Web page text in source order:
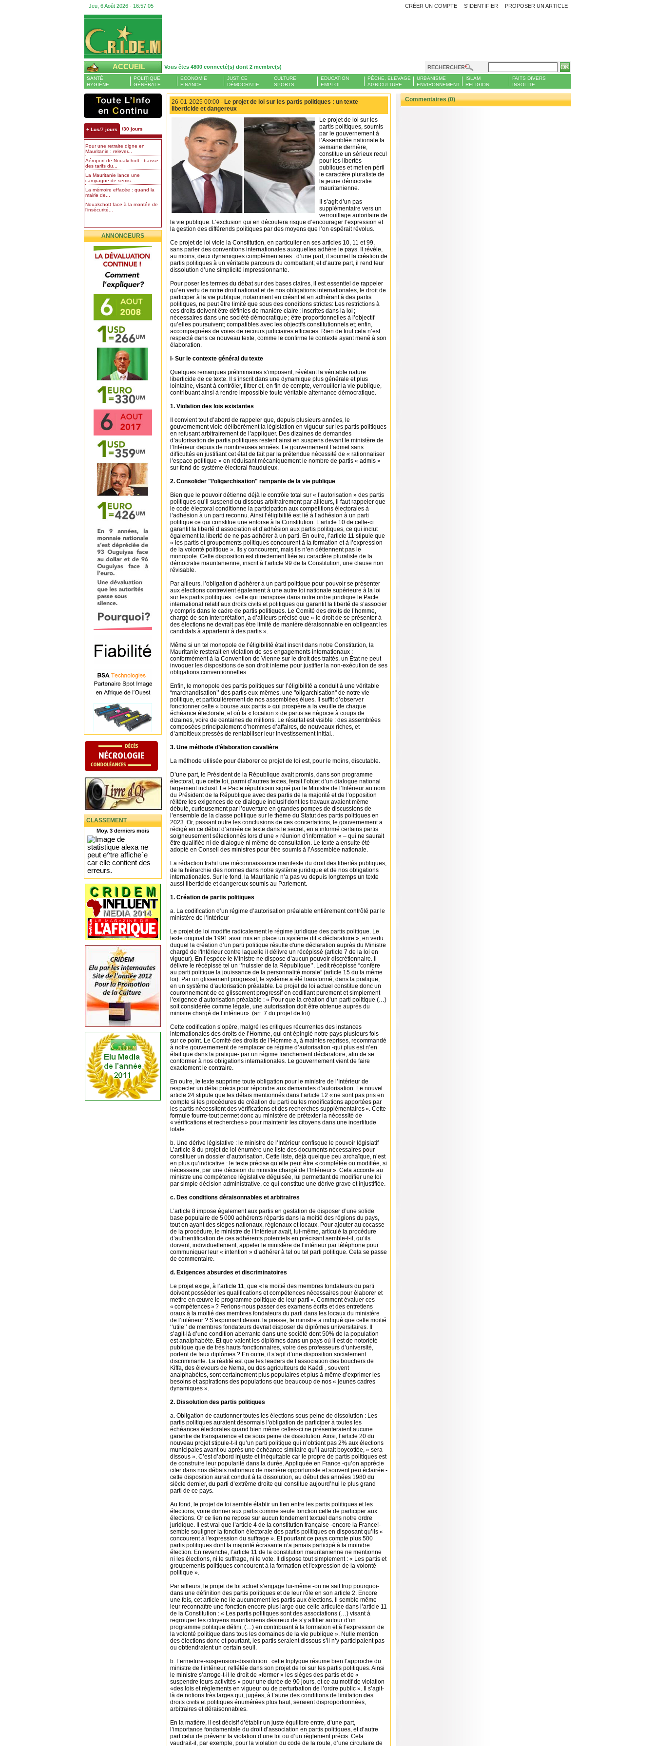
Jeu, 6 Août 2026 - 16:57:05 PROPOSER UN ARTICLE
CRÉER UN COMPTE S'IDENTIFIER
ACCUEIL Vous êtes 4800 connecté(s) dont 2 membre(s) RECHERCHER
SANTÉ
HYGIÈNE
POLITIQUE
GÉNÉRALE
ECONOMIE
FINANCE
JUSTICE
DÉMOCRATIE
CULTURE
SPORTS
EDUCATION
EMPLOI
PÊCHE, ELEVAGE
AGRICULTURE
URBANISME
ENVIRONNEMENT
ISLAM
RELIGION
FAITS DIVERS
INSOLITE
+ Lus/7 jours /30 jours
Pour une retraite digne en
Mauritanie : relever...
Aéroport de Nouakchott : baisse
des tarifs du...
La Mauritanie lance une
campagne de semis...
La mémoire effacée : quand la
mairie de...
Nouakchott face à la montée de
l’insécurité...
ANNONCEURS
CLASSEMENT
Moy. 3 derniers mois
26-01-2025 00:00 - Le projet de loi sur les partis politiques : un texte
liberticide et dangereux
Le projet de loi sur les
partis politiques, soumis
par le gouvernement à
l’Assemblée nationale la
semaine dernière,
constitue un sérieux recul
pour les libertés
publiques et met en péril
le caractère pluraliste de
la jeune démocratie
mauritanienne.
Il s’agit d’un pas
supplémentaire vers un
verrouillage autoritaire de
la vie publique. L’exclusion qui en découlera risque d’encourager l’expression et
la gestion des différends politiques par des moyens que l’on espérait révolus.
Ce projet de loi viole la Constitution, en particulier en ses articles 10, 11 et 99,
sans parler des conventions internationales auxquelles adhère le pays. Il révèle,
au moins, deux dynamiques complémentaires : d’une part, il soumet la création de
partis politiques à un véritable parcours du combattant; et d’autre part, il rend leur
dissolution d’une simplicité impressionnante.
Pour poser les termes du débat sur des bases claires, il est essentiel de rappeler
qu’en vertu de notre droit national et de nos obligations internationales, le droit de
participer à la vie publique, notamment en créant et en adhérant à des partis
politiques, ne peut être limité que sous des conditions strictes: Les restrictions à
ces droits doivent être définies de manière claire ; inscrites dans la loi ;
nécessaires dans une société démocratique ; être proportionnelles à l’objectif
qu’elles poursuivent; compatibles avec les objectifs constitutionnels et; enfin,
accompagnées de voies de recours judiciaires efficaces. Rien de tout cela n’est
respecté dans ce nouveau texte, comme le confirme le contexte ayant mené à son
élaboration.
I- Sur le contexte général du texte
Quelques remarques préliminaires s’imposent, révélant la véritable nature
liberticide de ce texte. Il s’inscrit dans une dynamique plus générale et plus
lointaine, visant à contrôler, filtrer et, en fin de compte, verrouiller la vie publique,
contribuant ainsi à rendre impossible toute véritable alternance démocratique.
1. Violation des lois existantes
Il convient tout d’abord de rappeler que, depuis plusieurs années, le
gouvernement viole délibérément la législation en vigueur sur les partis politiques
en refusant arbitrairement de l’appliquer. Des dizaines de demandes
d’autorisation de partis politiques restent ainsi en suspens devant le ministère de
l’Intérieur depuis de nombreuses années. Le gouvernement l’admet sans
difficultés en justifiant cet état de fait par la prétendue nécessité de « rationnaliser
l’espace politique » en réduisant mécaniquement le nombre de partis « admis »
sur fond de système électoral frauduleux.
2. Consolider "l’oligarchisation" rampante de la vie publique
Bien que le pouvoir détienne déjà le contrôle total sur « l’autorisation » des partis
politiques qu’il suspend ou dissous arbitrairement par ailleurs, il faut rappeler que
le code électoral conditionne la participation aux compétitions électorales à
l’adhésion à un parti reconnu. Ainsi l’éligibilité est lié à l’adhésion à un parti
politique ce qui constitue une entorse à la Constitution. L’article 10 de celle-ci
garantit la liberté d’association et d’adhésion aux partis politiques, ce qui inclut
également la liberté de ne pas adhérer à un parti. En outre, l’article 11 stipule que
« les partis et groupements politiques concourent à la formation et à l’expression
de la volonté politique ». Ils y concourent, mais ils n’en détiennent pas le
monopole. Cette disposition est directement liée au caractère pluraliste de la
démocratie mauritanienne, inscrit à l’article 99 de la Constitution, une clause non
révisable.
Par ailleurs, l’obligation d’adhérer à un parti politique pour pouvoir se présenter
aux élections contrevient également à une autre loi nationale supérieure à la loi
sur les partis politiques : celle qui transpose dans notre ordre juridique le Pacte
international relatif aux droits civils et politiques qui garantit la liberté de s’associer
y compris dans le cadre de partis politiques. Le Comité des droits de l’homme,
chargé de son interprétation, a d’ailleurs précisé que « le droit de se présenter à
des élections ne devrait pas être limité de manière déraisonnable en obligeant les
candidats à appartenir à des partis ».
Même si un tel monopole de l’éligibilité était inscrit dans notre Constitution, la
Mauritanie resterait en violation de ses engagements internationaux :
conformément à la Convention de Vienne sur le droit des traités, un État ne peut
invoquer les dispositions de son droit interne pour justifier la non-exécution de ses
obligations conventionnelles.
Enfin, le monopole des partis politiques sur l’éligibilité a conduit à une véritable
“marchandisation’’ des partis eux-mêmes, une "oligarchisation" de notre vie
politique, et particulièrement de nos assemblées élues. Il suffit d’observer
fonctionner cette « bourse aux partis » qui prospère a la veuille de chaque
échéance électorale, et où la « location » de partis se négocie à coups de
dizaines, voire de centaines de millions. Le résultat est visible : des assemblées
composées principalement d’hommes d’affaires, de nouveaux riches, et
d’ambitieux pressés de rentabiliser leur investissement initial..
3. Une méthode d’élaboration cavalière
La méthode utilisée pour élaborer ce projet de loi est, pour le moins, discutable.
D’une part, le Président de la République avait promis, dans son programme
électoral, que cette loi, parmi d’autres textes, ferait l’objet d’un dialogue national
largement inclusif. Le Pacte républicain signé par le Ministre de l’Intérieur au nom
du Président de la République avec des partis de la majorité et de l’opposition
réitère les exigences de ce dialogue inclusif dont les travaux avaient même
débuté, curieusement par l’ouverture en grandes pompes de discussions de
l’ensemble de la classe politique sur le thème du Statut des partis politiques en
2023. Or, passant outre les conclusions de ces concertations, le gouvernement a
rédigé en ce début d’année ce texte dans le secret, en a informé certains partis
soigneusement sélectionnés lors d’une « réunion d’information » – qui ne saurait
être qualifiée ni de dialogue ni même de consultation. Le texte a ensuite été
adopté en Conseil des ministres pour être soumis à l’Assemblée nationale.
La rédaction trahit une méconnaissance manifeste du droit des libertés publiques,
de la hiérarchie des normes dans notre système juridique et de nos obligations
internationales. Sur le fond, la Mauritanie n’a pas vu depuis longtemps un texte
aussi liberticide et dangereux soumis au Parlement.
1. Création de partis politiques
a. La codification d’un régime d’autorisation préalable entièrement contrôlé par le
ministère de l’Intérieur
Le projet de loi modifie radicalement le régime juridique des partis politique. Le
texte original de 1991 avait mis en place un système dit « déclaratoire », en vertu
duquel la création d’un parti politique résulte d'une déclaration auprès du Ministre
chargé de l'Intérieur contre laquelle il délivre un récépissé (article 7 de la loi en
vigueur). En l’espèce le Ministre ne dispose d’aucun pouvoir discrétionnaire. Il
délivre le récépissé tel un ‘’huissier de la République’’. Ledit récépissé “confère
au parti politique la jouissance de la personnalité morale” (article 15 du la même
loi). Par un glissement progressif, le système a été transformé, dans la pratique,
en un système d’autorisation préalable. Le projet de loi actuel constitue donc un
couronnement de ce glissement progressif en codifiant purement et simplement
l’exigence d’autorisation préalable : « Pour que la création d’un parti politique (…)
soit considérée comme légale, une autorisation doit être obtenue auprès du
ministre chargé de l’intérieur». (art. 7 du projet de loi)
Cette codification s’opère, malgré les critiques récurrentes des instances
internationales des droits de l’Homme, qui ont épinglé notre pays plusieurs fois
sur ce point. Le Comité des droits de l’Homme a, à maintes reprises, recommandé
à notre gouvernement de remplacer ce régime d’autorisation -qui plus est n’en
était que dans la pratique- par un régime franchement déclaratoire, afin de se
conformer à nos obligations internationales. Le gouvernement vient de faire
exactement le contraire.
En outre, le texte supprime toute obligation pour le ministre de l’Intérieur de
respecter un délai précis pour répondre aux demandes d’autorisation. Le nouvel
article 24 stipule que les délais mentionnés dans l’article 12 « ne sont pas pris en
compte si les procédures de création du parti ou les modifications apportées par
les partis nécessitent des vérifications et des recherches supplémentaires ». Cette
formule fourre-tout permet donc au ministère de prétexter la nécessité de
« vérifications et recherches » pour maintenir les citoyens dans une incertitude
totale.
b. Une dérive législative : le ministre de l’Intérieur confisque le pouvoir législatif
L’article 8 du projet de loi énumère une liste des documents nécessaires pour
constituer un dossier d’autorisation. Cette liste, déjà quelque peu archaïque, n’est
en plus qu’indicative : le texte précise qu’elle peut être « complétée ou modifiée, si
nécessaire, par une décision du ministre chargé de l’Intérieur ». Cela accorde au
ministre une compétence législative déguisée, lui permettant de modifier une loi
par simple décision administrative, ce qui constitue une dérive grave et injustifiée.
c. Des conditions déraisonnables et arbitraires
L’article 8 impose également aux partis en gestation de disposer d’une solide
base populaire de 5 000 adhérents répartis dans la moitié des régions du pays,
tout en ayant des sièges nationaux, régionaux et locaux. Pour ajouter au cocasse
de la procédure, le ministre de l’intérieur avait, lui-même, articulé la procédure
d’authentification de ces adhérents potentiels en précisant semble-t-il, qu’ils
doivent, individuellement, appeler le ministère de l’intérieur par téléphone pour
communiquer leur « intention » d’adhérer à tel ou tel parti politique. Cela se passe
de commentaire.
d. Exigences absurdes et discriminatoires
Le projet exige, à l’article 11, que « la moitié des membres fondateurs du parti
doivent posséder les qualifications et compétences nécessaires pour élaborer et
mettre en œuvre le programme politique de leur parti ». Comment évaluer ces
« compétences » ? Ferions-nous passer des examens écrits et des entretiens
oraux à la moitié des membres fondateurs du parti dans les locaux du ministère
de l’intérieur ? S’exprimant devant la presse, le ministre a indiqué que cette moitié
‘’utile’’ de membres fondateurs devrait disposer de diplômes universitaires. Il
s’agit-là d’une condition aberrante dans une société dont 50% de la population
est analphabète. Et que valent les diplômes dans un pays où il est de notoriété
publique que de très hauts fonctionnaires, voire des professeurs d’université,
portent de faux diplômes ? En outre, il s’agit d’une disposition socialement
discriminante. La réalité est que les leaders de l’association des bouchers de
Kiffa, des éleveurs de Nema, ou des agriculteurs de Kaédi , souvent
analphabètes, sont certainement plus populaires et plus à même d’exprimer les
besoins et aspirations des populations que beaucoup de nos « jeunes cadres
dynamiques ».
2. Dissolution des partis politiques
a. Obligation de cautionner toutes les élections sous peine de dissolution : Les
partis politiques auraient désormais l’obligation de participer à toutes les
échéances électorales quand bien même celles-ci ne présenteraient aucune
garantie de transparence et ce sous peine de dissolution. Ainsi, l’article 20 du
nouveau projet stipule-t-il qu’un parti politique qui n’obtient pas 2% aux élections
municipales avant ou après une échéance similaire qu’il aurait boycottée, « sera
dissous ». C’est d’abord injuste et inéquitable car le propre de partis politiques est
de construire leur popularité dans la durée. Appliquée en France -qu’on apprécie
citer dans nos débats nationaux de manière opportuniste et souvent peu éclairée -
cette disposition aurait conduit à la dissolution, au début des années 1980 du
siècle dernier, du parti d’extrême droite qui constitue aujourd’hui le plus grand
parti de ce pays.
Au fond, le projet de loi semble établir un lien entre les partis politiques et les
élections, voire donner aux partis comme seule fonction celle de participer aux
élections. Or ce lien ne repose sur aucun fondement textuel dans notre ordre
juridique. Il est vrai que l’article 4 de la constitution française -encore la France!-
semble souligner la fonction électorale des partis politiques en disposant qu’ils «
concourent à l'expression du suffrage ». Et pourtant ce pays compte plus 500
partis politiques dont la majorité écrasante n’a jamais participé à la moindre
élection. En revanche, l’article 11 de la constitution mauritanienne ne mentionne
ni les élections, ni le suffrage, ni le vote. Il dispose tout simplement : « Les partis et
groupements politiques concourent à la formation et l'expression de la volonté
politique ».
Par ailleurs, le projet de loi actuel s’engage lui-même -on ne sait trop pourquoi-
dans une définition des partis politiques et de leur rôle en son article 2. Encore
une fois, cet article ne lie aucunement les partis aux élections. Il semble même
leur reconnaître une fonction encore plus large que celle articulée dans l’article 11
de la Constitution : « Les partis politiques sont des associations (…) visant à
regrouper les citoyens mauritaniens désireux de s’y affilier autour d’un
programme politique défini, (…) en contribuant à la formation et à l’expression de
la volonté politique dans tous les domaines de la vie publique ». Nulle mention
des élections donc et pourtant, les partis seraient dissous s’il n’y participaient pas
ou obtiendraient un certain seuil.
b. Fermeture-suspension-dissolution : cette triptyque résume bien l’approche du
ministre de l’intérieur, reflétée dans son projet de loi sur les partis politiques. Ainsi
le ministre s’arroge-t-il le droit de «fermer » les sièges des partis et de «
suspendre leurs activités » pour une durée de 90 jours, et ce au motif de violation
«des lois et règlements en vigueur ou de perturbation de l’ordre public ». Il s’agit-
là de notions très larges qui, jugées, à l’aune des conditions de limitation des
droits civils et politiques énumérées plus haut, seraient disproportionnées,
arbitraires et déraisonnables.
En la matière, il est décisif d’établir un juste équilibre entre, d’une part,
l’importance fondamentale du droit d’association en partis politiques, et d’autre
part celui de prévenir la violation d’une loi ou d’un règlement précis. Cela
vaudrait-il, par exemple, pour la violation du code de la route, d’une circulaire de
Commentaires (0)